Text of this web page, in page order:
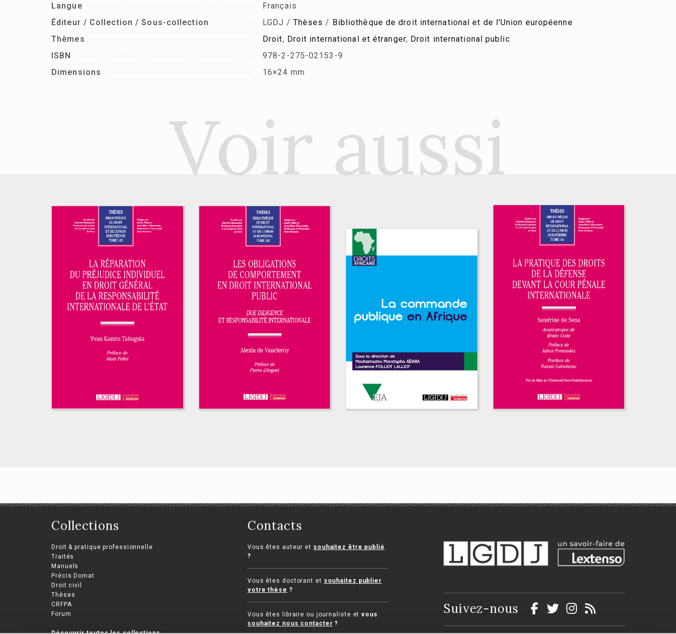
Langue
Français
Éditeur / Collection / Sous-collection
LGDJ / Thèses / Bibliothèque de droit international et de l'Union européenne
Thèmes
Droit, Droit international et étranger, Droit international public
ISBN
978-2-275-02153-9
Dimensions
16×24 mm
Voir aussi
préjudice individuel
en droit général de la
responsabilité
internationale de
l’État
Yvan Kamto Tabuguia
Les obligations de
comportement en
droit international
Aïdara, Laurence Lalliot
la Cour pénale
internationale
Collections
Droit & pratique professionnelle
Traités
Manuels
Précis Domat
Droit civil
Thèses
CRFPA
Forum
Contacts
Vous êtes auteur et souhaitez être publié
?
Vous êtes doctorant et souhaitez publier
votre thèse ?
Vous êtes libraire ou journaliste etvous
souhaitez nous contacter ?
Suivez-nous